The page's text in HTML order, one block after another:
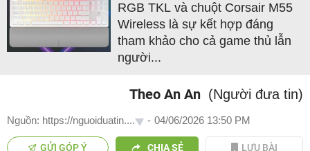
RGB TKL và chuột Corsair M55
Wireless là sự kết hợp đáng
tham khảo cho cả game thủ lẫn
người...
Theo An An (Người đưa tin)
Nguồn: https://nguoiduatin.... - 04/06/2026 13:50 PM
GỬI GÓP Ý CHIA SẺ LƯU BÀI